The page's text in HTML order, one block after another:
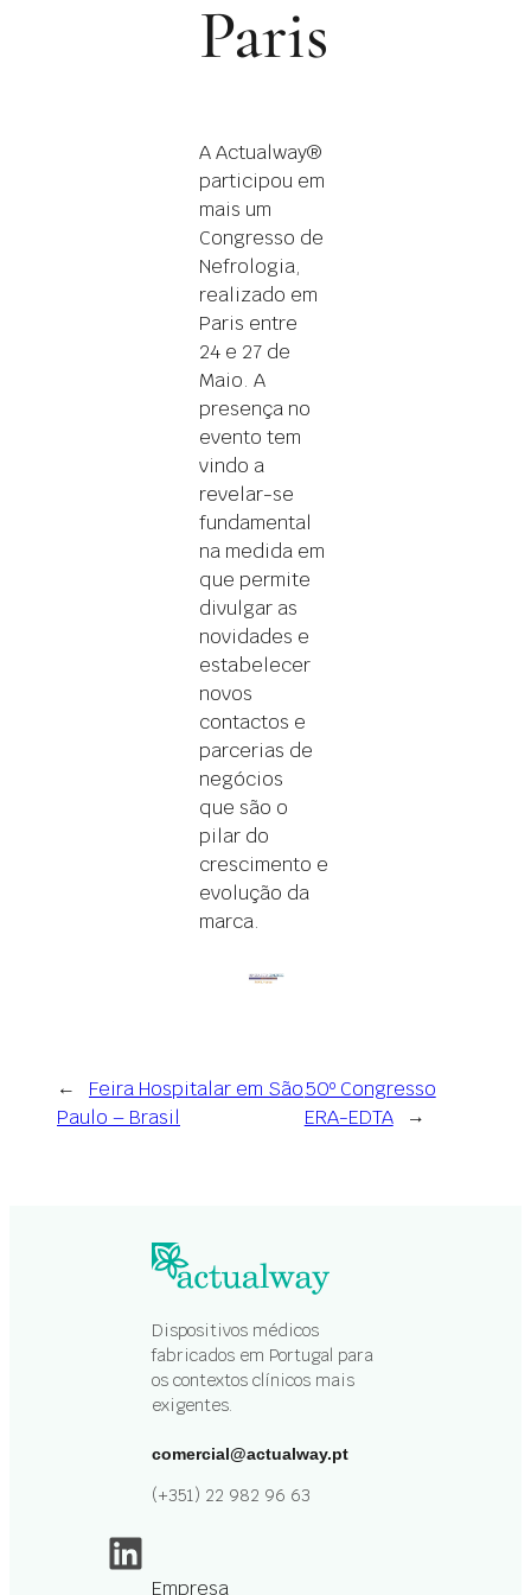
Paris
A Actualway®
participou em
mais um
Congresso de
Nefrologia,
realizado em
Paris entre
24 e 27 de
Maio. A
presença no
evento tem
vindo a
revelar-se
fundamental
na medida em
que permite
divulgar as
novidades e
estabelecer
novos
contactos e
parcerias de
negócios
que são o
pilar do
crescimento e
evolução da
marca.
←
Feira Hospitalar em São
Paulo – Brasil
50º Congresso
ERA-EDTA
→
Dispositivos médicos
fabricados em Portugal para
os contextos clínicos mais
exigentes.
comercial@actualway.pt
(+351) 22 982 96 63
LinkedIn
Empresa